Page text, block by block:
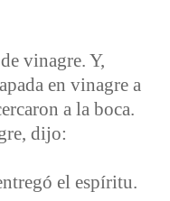
vinagre. Y,
en vinagre a
a la boca.
dijo:
el espíritu.